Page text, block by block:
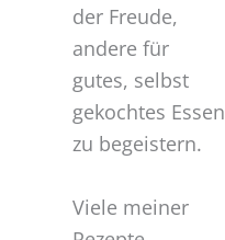
Viele meiner
der Freude,
andere für
gutes, selbst
gekochtes Essen
zu begeistern.